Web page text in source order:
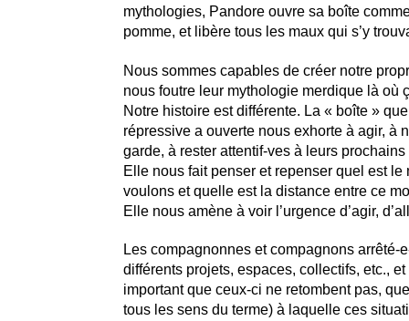
mythologies, Pandore ouvre sa boîte
pomme, et libère tous les maux qui s’y
Nous sommes capables de créer notre
nous foutre leur mythologie merdique là où
Notre histoire est différente. La « boîte »
répressive a ouverte nous exhorte à agir, à
garde, à rester attentif-ves à leurs
Elle nous fait penser et repenser quel est le
voulons et quelle est la distance entre ce
Elle nous amène à voir l’urgence d’agir,
Les compagnonnes et compagnons arrêté-
différents projets, espaces, collectifs, etc., et
important que ceux-ci ne retombent pas,
tous les sens du terme) à laquelle ces